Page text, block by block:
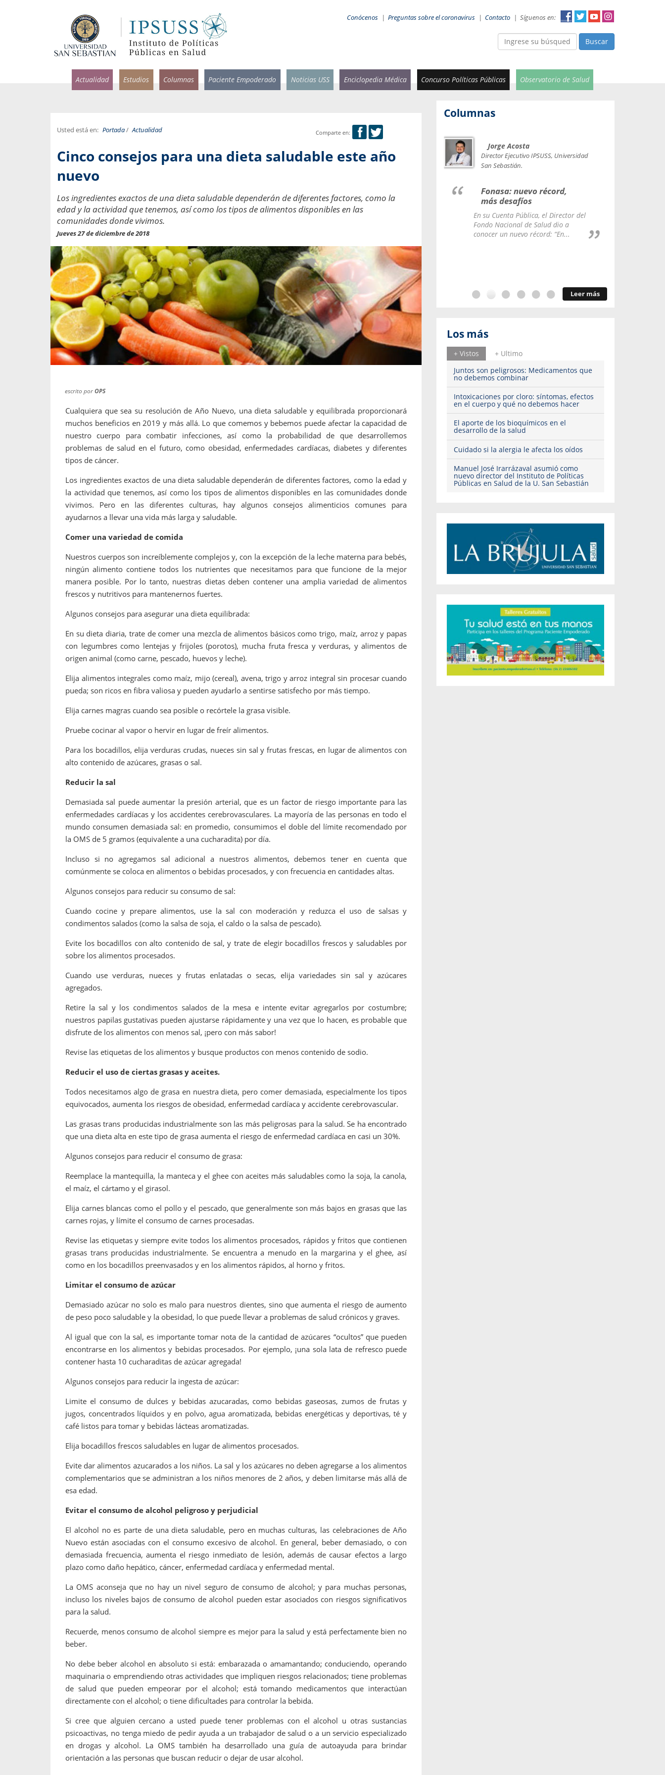
Conócenos | Preguntas sobre el coronavirus | Contacto | Síguenos en:
Buscar
Actualidad Estudios Columnas Paciente Empoderado Noticias USS Enciclopedia Médica Concurso Políticas Públicas Observatorio de Salud
Comparte en:
Usted está en: Portada/ Actualidad
Cinco consejos para una dieta saludable este año
nuevo
Los ingredientes exactos de una dieta saludable dependerán de diferentes factores, como la
edad y la actividad que tenemos, así como los tipos de alimentos disponibles en las
comunidades donde vivimos.
Jueves 27 de diciembre de 2018
escrito porOPS
Cualquiera que sea su resolución de Año Nuevo, una dieta saludable y equilibrada proporcionará
muchos beneficios en 2019 y más allá. Lo que comemos y bebemos puede afectar la capacidad de
nuestro cuerpo para combatir infecciones, así como la probabilidad de que desarrollemos
problemas de salud en el futuro, como obesidad, enfermedades cardíacas, diabetes y diferentes
tipos de cáncer.
Los ingredientes exactos de una dieta saludable dependerán de diferentes factores, como la edad y
la actividad que tenemos, así como los tipos de alimentos disponibles en las comunidades donde
vivimos. Pero en las diferentes culturas, hay algunos consejos alimenticios comunes para
ayudarnos a llevar una vida más larga y saludable.
Comer una variedad de comida
Nuestros cuerpos son increíblemente complejos y, con la excepción de la leche materna para bebés,
ningún alimento contiene todos los nutrientes que necesitamos para que funcione de la mejor
manera posible. Por lo tanto, nuestras dietas deben contener una amplia variedad de alimentos
frescos y nutritivos para mantenernos fuertes.
Algunos consejos para asegurar una dieta equilibrada:
En su dieta diaria, trate de comer una mezcla de alimentos básicos como trigo, maíz, arroz y papas
con legumbres como lentejas y frijoles (porotos), mucha fruta fresca y verduras, y alimentos de
origen animal (como carne, pescado, huevos y leche).
Elija alimentos integrales como maíz, mijo (cereal), avena, trigo y arroz integral sin procesar cuando
pueda; son ricos en fibra valiosa y pueden ayudarlo a sentirse satisfecho por más tiempo.
Elija carnes magras cuando sea posible o recórtele la grasa visible.
Pruebe cocinar al vapor o hervir en lugar de freír alimentos.
Para los bocadillos, elija verduras crudas, nueces sin sal y frutas frescas, en lugar de alimentos con
alto contenido de azúcares, grasas o sal.
Reducir la sal
Demasiada sal puede aumentar la presión arterial, que es un factor de riesgo importante para las
enfermedades cardíacas y los accidentes cerebrovasculares. La mayoría de las personas en todo el
mundo consumen demasiada sal: en promedio, consumimos el doble del límite recomendado por
la OMS de 5 gramos (equivalente a una cucharadita) por día.
Incluso si no agregamos sal adicional a nuestros alimentos, debemos tener en cuenta que
comúnmente se coloca en alimentos o bebidas procesados, y con frecuencia en cantidades altas.
Algunos consejos para reducir su consumo de sal:
Cuando cocine y prepare alimentos, use la sal con moderación y reduzca el uso de salsas y
condimentos salados (como la salsa de soja, el caldo o la salsa de pescado).
Evite los bocadillos con alto contenido de sal, y trate de elegir bocadillos frescos y saludables por
sobre los alimentos procesados.
Cuando use verduras, nueces y frutas enlatadas o secas, elija variedades sin sal y azúcares
agregados.
Retire la sal y los condimentos salados de la mesa e intente evitar agregarlos por costumbre;
nuestros papilas gustativas pueden ajustarse rápidamente y una vez que lo hacen, es probable que
disfrute de los alimentos con menos sal, ¡pero con más sabor!
Revise las etiquetas de los alimentos y busque productos con menos contenido de sodio.
Reducir el uso de ciertas grasas y aceites.
Todos necesitamos algo de grasa en nuestra dieta, pero comer demasiada, especialmente los tipos
equivocados, aumenta los riesgos de obesidad, enfermedad cardíaca y accidente cerebrovascular.
Las grasas trans producidas industrialmente son las más peligrosas para la salud. Se ha encontrado
que una dieta alta en este tipo de grasa aumenta el riesgo de enfermedad cardíaca en casi un 30%.
Algunos consejos para reducir el consumo de grasa:
Reemplace la mantequilla, la manteca y el ghee con aceites más saludables como la soja, la canola,
el maíz, el cártamo y el girasol.
Elija carnes blancas como el pollo y el pescado, que generalmente son más bajos en grasas que las
carnes rojas, y límite el consumo de carnes procesadas.
Revise las etiquetas y siempre evite todos los alimentos procesados, rápidos y fritos que contienen
grasas trans producidas industrialmente. Se encuentra a menudo en la margarina y el ghee, así
como en los bocadillos preenvasados ​​y en los alimentos rápidos, al horno y fritos.
Limitar el consumo de azúcar
Demasiado azúcar no solo es malo para nuestros dientes, sino que aumenta el riesgo de aumento
de peso poco saludable y la obesidad, lo que puede llevar a problemas de salud crónicos y graves.
Al igual que con la sal, es importante tomar nota de la cantidad de azúcares “ocultos” que pueden
encontrarse en los alimentos y bebidas procesados. Por ejemplo, ¡una sola lata de refresco puede
contener hasta 10 cucharaditas de azúcar agregada!
Algunos consejos para reducir la ingesta de azúcar:
Limite el consumo de dulces y bebidas azucaradas, como bebidas gaseosas, zumos de frutas y
jugos, concentrados líquidos y en polvo, agua aromatizada, bebidas energéticas y deportivas, té y
café listos para tomar y bebidas lácteas aromatizadas.
Elija bocadillos frescos saludables en lugar de alimentos procesados.
Evite dar alimentos azucarados a los niños. La sal y los azúcares no deben agregarse a los alimentos
complementarios que se administran a los niños menores de 2 años, y deben limitarse más allá de
esa edad.
Evitar el consumo de alcohol peligroso y perjudicial
El alcohol no es parte de una dieta saludable, pero en muchas culturas, las celebraciones de Año
Nuevo están asociadas con el consumo excesivo de alcohol. En general, beber demasiado, o con
demasiada frecuencia, aumenta el riesgo inmediato de lesión, además de causar efectos a largo
plazo como daño hepático, cáncer, enfermedad cardíaca y enfermedad mental.
La OMS aconseja que no hay un nivel seguro de consumo de alcohol; y para muchas personas,
incluso los niveles bajos de consumo de alcohol pueden estar asociados con riesgos significativos
para la salud.
Recuerde, menos consumo de alcohol siempre es mejor para la salud y está perfectamente bien no
beber.
No debe beber alcohol en absoluto si está: embarazada o amamantando; conduciendo, operando
maquinaria o emprendiendo otras actividades que impliquen riesgos relacionados; tiene problemas
de salud que pueden empeorar por el alcohol; está tomando medicamentos que interactúan
directamente con el alcohol; o tiene dificultades para controlar la bebida.
Si cree que alguien cercano a usted puede tener problemas con el alcohol u otras sustancias
psicoactivas, no tenga miedo de pedir ayuda a un trabajador de salud o a un servicio especializado
en drogas y alcohol. La OMS también ha desarrollado una guía de autoayuda para brindar
orientación a las personas que buscan reducir o dejar de usar alcohol.
Columnas
por incapacidad
entregados por la
sobre viajes al extranjero
Infectólogo y profesor asistente de
Medicina, Universidad San Sebastián
Usamos la palabra pandemia cuando
una enfermedad contagiosa se
propaga a un gran número de...
Decana facultad de Odontología,
salud bucal?
En Chile, nadie muere de caries ni de
Jorge Acosta
Director Ejecutivo IPSUSS, Universidad
San Sebastián.
Fonasa: nuevo récord,
más desafíos
En su Cuenta Pública, el Director del
Fondo Nacional de Salud dio a
conocer un nuevo récord: “En...
Leer más
Los más
+ Vistos
+ Ultimo
Juntos son peligrosos: Medicamentos que
no debemos combinar
Intoxicaciones por cloro: síntomas, efectos
en el cuerpo y qué no debemos hacer
El aporte de los bioquímicos en el
desarrollo de la salud
Cuidado si la alergia le afecta los oídos
Manuel José Irarrázaval asumió como
nuevo director del Instituto de Políticas
Públicas en Salud de la U. San Sebastián